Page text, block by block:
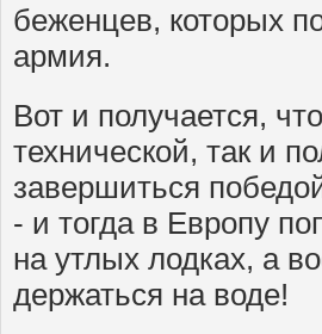
беженцев, которых
армия.
Вот и получается,
технической, так и
завершиться
- и тогда в Европу
на утлых лодках, а
держаться на воде!